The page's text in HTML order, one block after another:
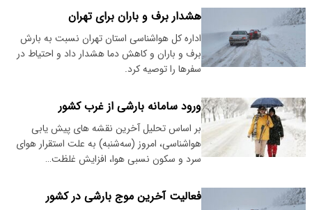
هشدار برف و باران برای تهران
اداره کل هواشناسی استان تهران نسبت به بارش
برف و باران و کاهش دما هشدار داد و احتیاط در
سفرها را توصیه کرد.
ورود سامانه بارشی از غرب کشور
بر اساس تحلیل آخرین نقشه های پیش یابی
هواشناسی، امروز (سه‌شنبه) به علت استقرار هوای
سرد و سکون نسبی هوا، افزایش غلظت…
فعالیت آخرین موج بارشی در کشور